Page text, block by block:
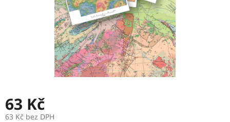
63 Kč
63 Kč bez DPH